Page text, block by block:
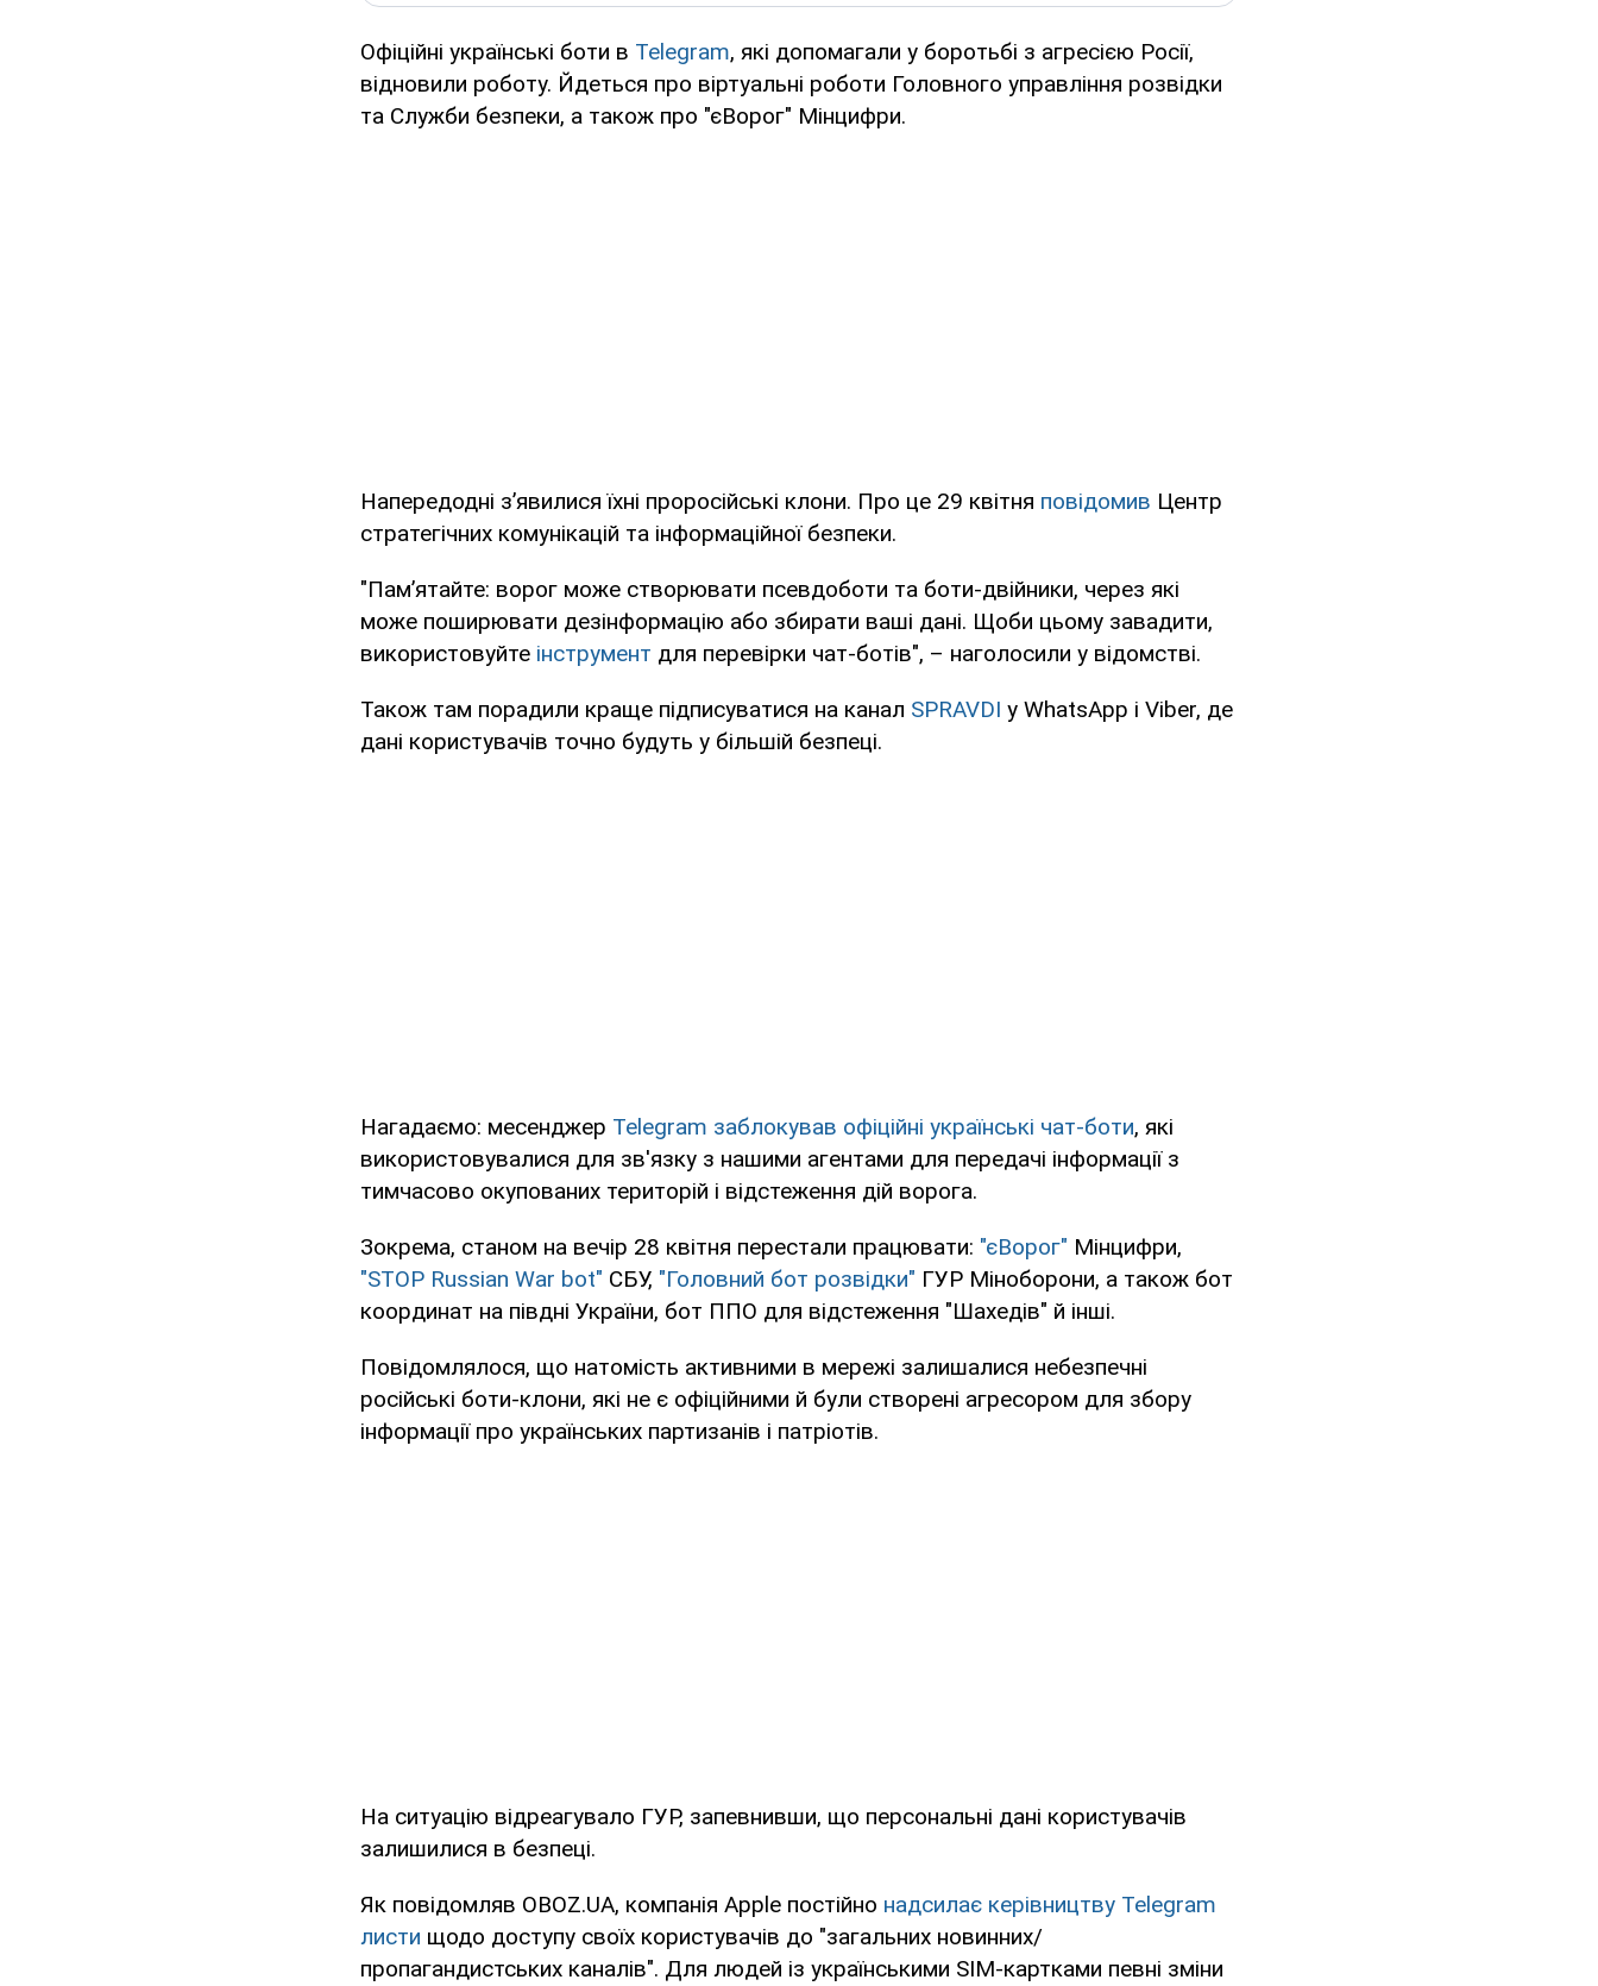
Офіційні українські боти в Telegram, які допомагали у боротьбі з агресією Росії,
відновили роботу. Йдеться про віртуальні роботи Головного управління розвідки
та Служби безпеки, а також про "єВорог" Мінцифри.
Напередодні з’явилися їхні проросійські клони. Про це 29 квітня повідомив Центр
стратегічних комунікацій та інформаційної безпеки.
"Пам’ятайте: ворог може створювати псевдоботи та боти-двійники, через які
може поширювати дезінформацію або збирати ваші дані. Щоби цьому завадити,
використовуйте інструмент для перевірки чат-ботів", – наголосили у відомстві.
Також там порадили краще підписуватися на канал SPRAVDI у WhatsApp і Viber, де
дані користувачів точно будуть у більшій безпеці.
Нагадаємо: месенджер Telegram заблокував офіційні українські чат-боти, які
використовувалися для зв'язку з нашими агентами для передачі інформації з
тимчасово окупованих територій і відстеження дій ворога.
Зокрема, станом на вечір 28 квітня перестали працювати: "єВорог" Мінцифри,
"STOP Russian War bot" СБУ, "Головний бот розвідки" ГУР Міноборони, а також бот
координат на півдні України, бот ППО для відстеження "Шахедів" й інші.
Повідомлялося, що натомість активними в мережі залишалися небезпечні
російські боти-клони, які не є офіційними й були створені агресором для збору
інформації про українських партизанів і патріотів.
На ситуацію відреагувало ГУР, запевнивши, що персональні дані користувачів
залишилися в безпеці.
Як повідомляв OBOZ.UA, компанія Apple постійно надсилає керівництву Telegram
листи щодо доступу своїх користувачів до "загальних новинних/
пропагандистських каналів". Для людей із українськими SIM-картками певні зміни